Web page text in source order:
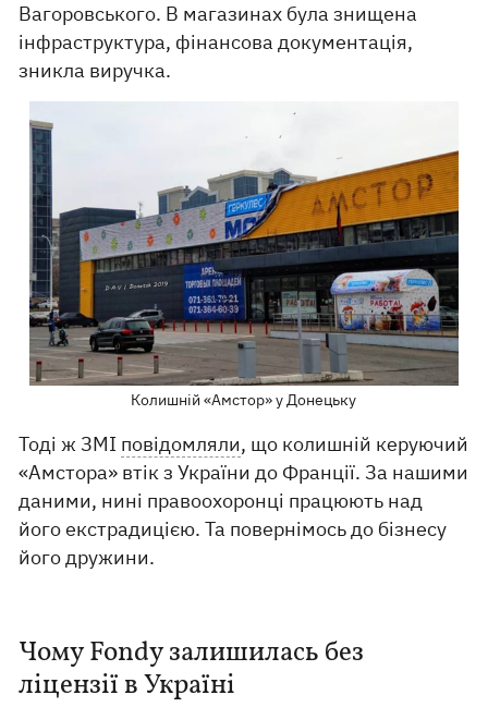
Вагоровського. В магазинах була знищена
інфраструктура, фінансова документація,
зникла виручка.
Колишній «Амстор» у Донецьку
Тоді ж ЗМІ повідомляли, що колишній керуючий
«Амстора» втік з України до Франції. За нашими
даними, нині правоохоронці працюють над
його екстрадицією. Та повернімось до бізнесу
його дружини.
Чому Fondy залишилась без
ліцензії в Україні